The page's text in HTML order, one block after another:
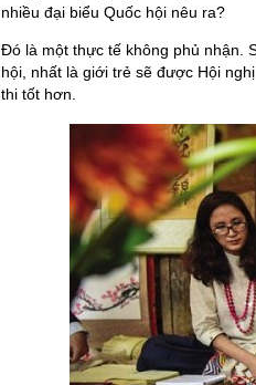
nhiều đại biểu Quốc hội nêu ra?
Đó là một thực tế không phủ nhận.
hội, nhất là giới trẻ sẽ được Hội
thi tốt hơn.